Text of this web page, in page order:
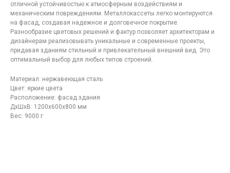
отличной устойчивостью к атмосферным воздействиям и
механическим повреждениям. Металлокассеты легко монтируются
на фасад, создавая надежное и долговечное покрытие.
Разнообразие цветовых решений и фактур позволяет архитекторам и
дизайнерам реализовывать уникальные и современные проекты,
придавая зданиям стильный и привлекательный внешний вид. Это
оптимальный выбор для любых типов строений.
Материал: нержавеющая сталь
Цвет: яркие цвета
Расположение: фасад здания
ДxШxВ: 1200x600x800 мм
Вес: 9000 г
Контакты компании
по лазерной резке в
Москве